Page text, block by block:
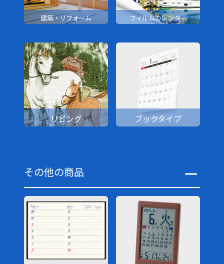
建築・リフォーム フィルムカレンダー
リビング ブックタイプ
その他の商品